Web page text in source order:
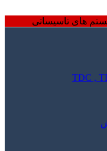
های تاسیساتی